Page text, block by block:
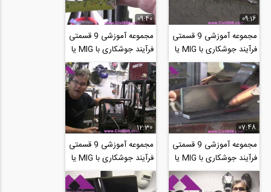
09:16
مجموعه آموزشی 9 قسمتی
فرآیند جوشکاری با MIG یا
گاز محافظ بخش هشتم،
جوشکاری در...
09:40
مجموعه آموزشی 9 قسمتی
فرآیند جوشکاری با MIG یا
گاز محافظ بخش نهم
مشکلات متداول...
07:48
مجموعه آموزشی 9 قسمتی
فرآیند جوشکاری با MIG یا
گاز محافظ بخش چهارم ،
ممانعت از...
12:30
مجموعه آموزشی 9 قسمتی
فرآیند جوشکاری با MIG یا
گاز محافظ بخش سوم
تنظیم ولتاژ و...